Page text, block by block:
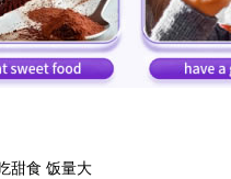
甜食 饭量大